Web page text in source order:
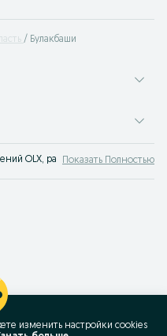
Булакбаши
OLX, раньше Torg Булакбаши.
Показать Полностью
изменить настройки cookies